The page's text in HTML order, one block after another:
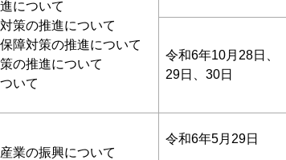
について
策の推進について
障対策の推進について
の推進について
いて
令和6年10月28日、
29日、30日
業の振興について
令和6年5月29日